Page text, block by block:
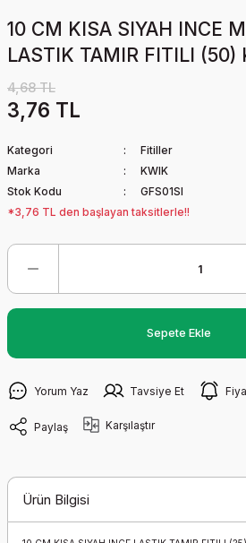
10 CM KISA SIYAH INCE
LASTIK TAMIR FITILI (50)
4,68 TL
3,76 TL
Kategori
Fitiller
Marka
KWIK
Stok Kodu
GFS01SI
*3,76 TL den başlayan taksitlerle!!
Sepete Ekle
Yorum Yaz Tavsiye Et
Paylaş Karşılaştır
Ürün Bilgisi